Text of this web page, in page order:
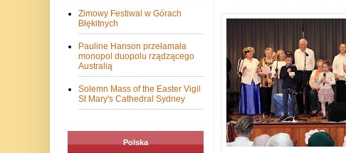
Zimowy Festiwal w Górach
Błękitnych
Pauline Hanson przełamała
monopol duopolu rządzącego
Australią
Solemn Mass of the Easter Vigil
St Mary's Cathedral Sydney
Polska